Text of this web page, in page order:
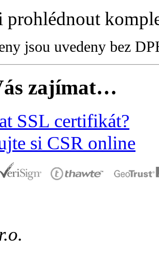
prohlédnout
jsou uvedeny bez
zajímat…
SSL certifikát?
si CSR online